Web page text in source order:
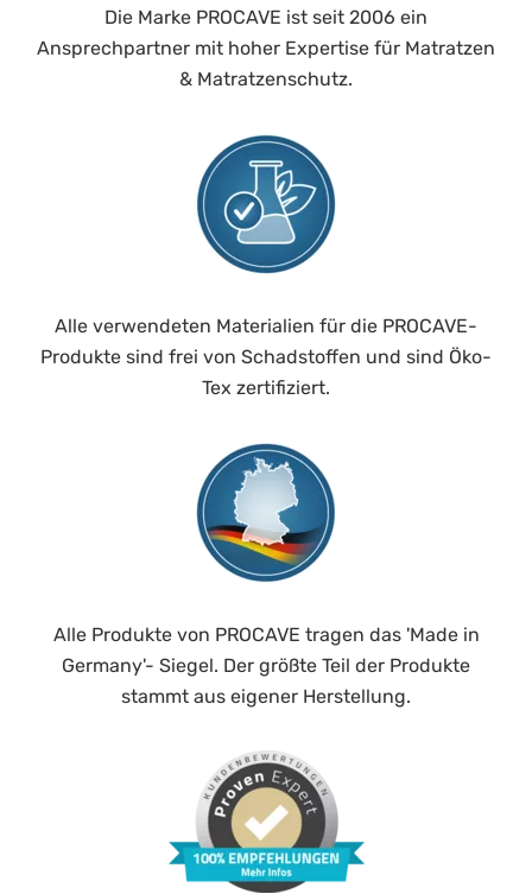
Die Marke PROCAVE ist seit 2006 ein
Ansprechpartner mit hoher Expertise für Matratzen
& Matratzenschutz.
Alle verwendeten Materialien für die PROCAVE-
Produkte sind frei von Schadstoffen und sind Öko-
Tex zertifiziert.
Alle Produkte von PROCAVE tragen das 'Made in
Germany'- Siegel. Der größte Teil der Produkte
stammt aus eigener Herstellung.